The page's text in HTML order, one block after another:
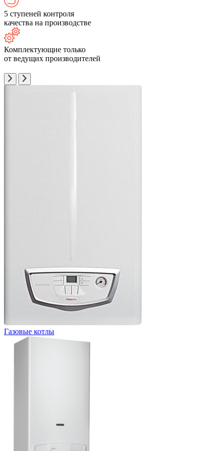
5 ступеней контроля
качества на производстве
Комплектующие только
от ведущих производителей
Газовые котлы